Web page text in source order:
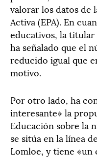
valorar los datos de
Activa (EPA). En
educativos, la titular
ha señalado que el
reducido igual que
motivo.
Por otro lado, ha
interesante» la
Educación sobre la
se sitúa en la línea
Lomloe, y tiene